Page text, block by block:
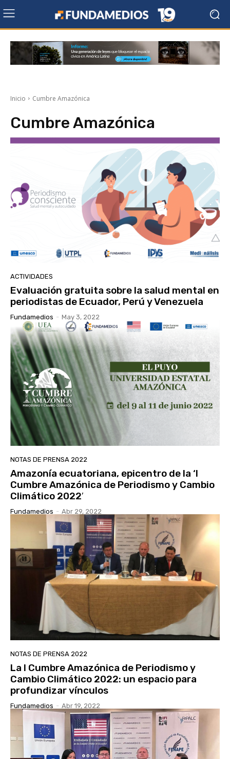
Inicio Cumbre Amazónica
Cumbre Amazónica
ACTIVIDADES
Evaluación gratuita sobre la salud mental en
periodistas de Ecuador, Perú y Venezuela
Fundamedios - May 3, 2022
NOTAS DE PRENSA 2022
Amazonía ecuatoriana, epicentro de la ‘I
Cumbre Amazónica de Periodismo y Cambio
Climático 2022′
Fundamedios - Abr 29, 2022
NOTAS DE PRENSA 2022
La I Cumbre Amazónica de Periodismo y
Cambio Climático 2022: un espacio para
profundizar vínculos
Fundamedios - Abr 19, 2022